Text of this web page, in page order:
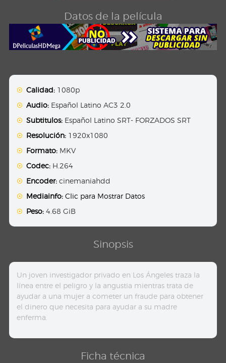
Datos de la película
Calidad: 1080p
Audio: Español Latino AC3 2.0
Subtitulos: Español Latino SRT- FORZADOS SRT
Resolución: 1920x1080
Formato: MKV
Codec: H.264
Encoder: cinemaniahdd
Mediainfo: Clic para Mostrar Datos
Peso: 4.68 GiB
Sinopsis
Un joven investigador privado en Los Ángeles traza la
línea entre el peligro y la angustia mientras trata de
ayudar a una mujer a cometer un fraude para obtener
el dinero que necesita para ayudar a su madre
enferma.
Ficha técnica